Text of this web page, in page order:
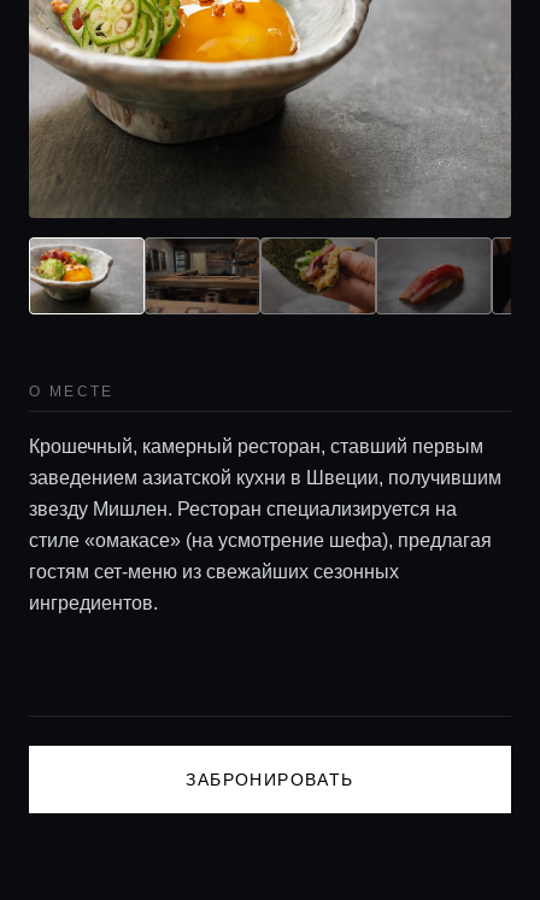
Главная
Локации
Гиды
Консьерж сервис
Lifestyle журнал
О МЕСТЕ
Крошечный, камерный ресторан, ставший первым
заведением азиатской кухни в Швеции, получившим
звезду Мишлен. Ресторан специализируется на
стиле «омакасе» (на усмотрение шефа), предлагая
гостям сет-меню из свежайших сезонных
ингредиентов.
ЗАБРОНИРОВАТЬ